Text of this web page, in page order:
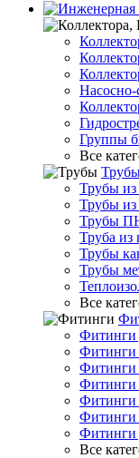
Насосно-
Группы
Все
Трубы из
Трубы
Трубы
Труба из
Трубы
Трубы
Все
Фитинги
Фитинги
Фитинги
Фитинги
Фитинги
Фитинги
Все